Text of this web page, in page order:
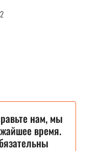
нам, мы
время.